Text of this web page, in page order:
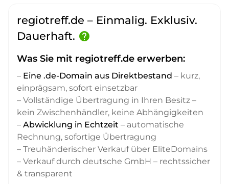
regiotreff.de – Einmalig. Exklusiv.
Dauerhaft. help
Was Sie mit regiotreff.de erwerben:
– Eine .de-Domain aus Direktbestand – kurz,
einprägsam, sofort einsetzbar
– Vollständige Übertragung in Ihren Besitz –
kein Zwischenhändler, keine Abhängigkeiten
– Abwicklung in Echtzeit – automatische
Rechnung, sofortige Übertragung
– Treuhänderischer Verkauf über EliteDomains
– Verkauf durch deutsche GmbH – rechtssicher
& transparent